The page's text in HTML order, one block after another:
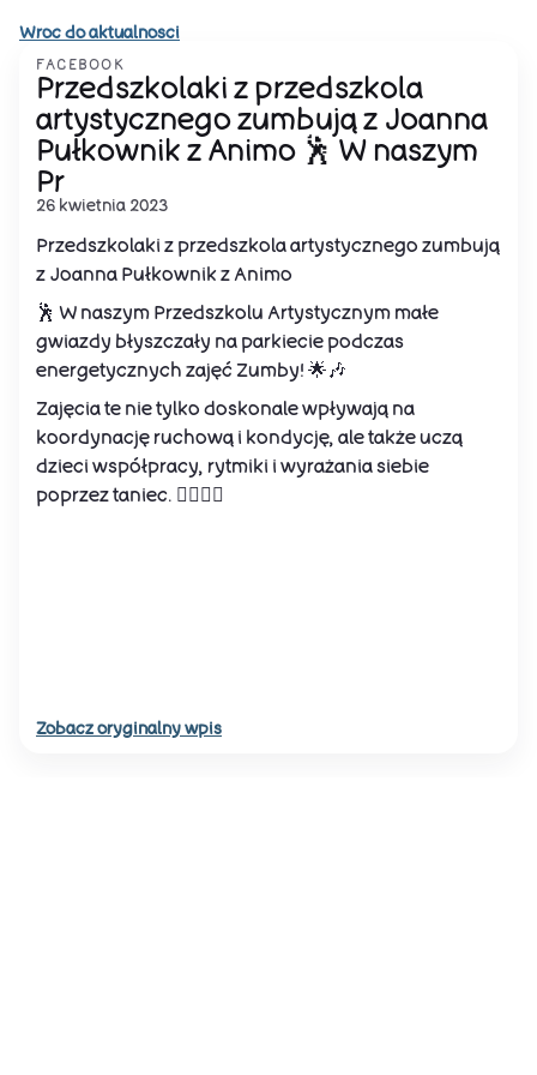
Wroc do aktualnosci
FACEBOOK
Przedszkolaki z przedszkola
artystycznego zumbują z Joanna
Pułkownik z Animo 🕺 W naszym
Pr
26 kwietnia 2023
Przedszkolaki z przedszkola artystycznego zumbują
z Joanna Pułkownik z Animo
🕺 W naszym Przedszkolu Artystycznym małe
gwiazdy błyszczały na parkiecie podczas
energetycznych zajęć Zumby! 🌟🎶
Zajęcia te nie tylko doskonale wpływają na
koordynację ruchową i kondycję, ale także uczą
dzieci współpracy, rytmiki i wyrażania siebie
poprzez taniec. 🤸‍♀️👯‍♂️
Zobacz oryginalny wpis